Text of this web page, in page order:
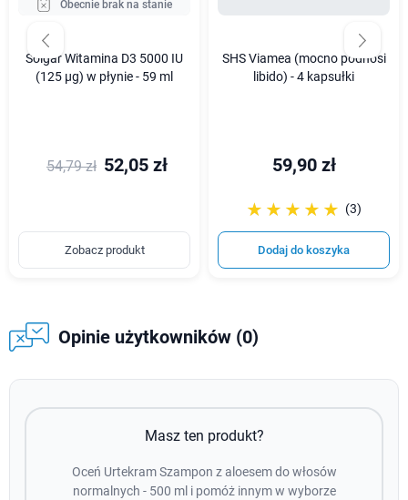
Obecnie brak na stanie
Solgar Witamina D3 5000 IU
(125 µg) w płynie - 59 ml
54,79 zł 52,05 zł
Zobacz produkt
SHS Viamea (mocno podnosi
libido) - 4 kapsułki
59,90 zł
☆☆☆☆☆
★★★★★ (3)
Dodaj do koszyka
Opinie użytkowników (0)
Masz ten produkt?
Oceń Urtekram Szampon z aloesem do włosów
normalnych - 500 ml i pomóż innym w wyborze